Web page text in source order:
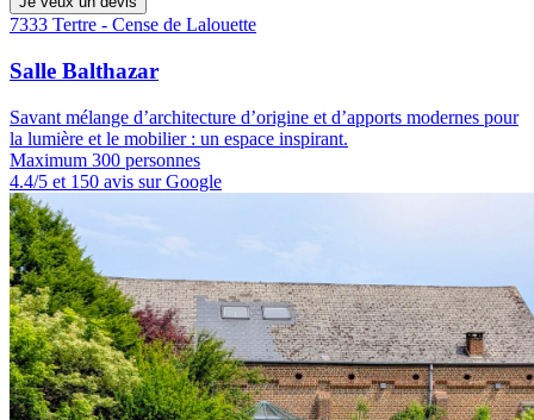
7333 Tertre - Cense de Lalouette
Salle Balthazar
Savant mélange d’architecture d’origine et d’apports modernes pour
la lumière et le mobilier : un espace inspirant.
Maximum 300 personnes
4.4/5 et 150 avis sur Google